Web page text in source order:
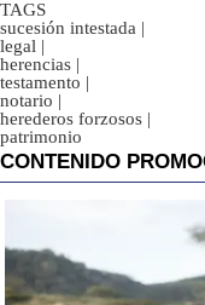
TAGS
sucesión intestada |
legal |
herencias |
testamento |
notario |
herederos forzosos |
patrimonio